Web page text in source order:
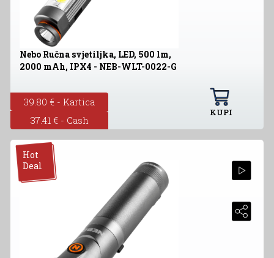
Nebo Ručna svjetiljka, LED, 500 lm,
2000 mAh, IPX4 - NEB-WLT-0022-G
39.80 € - Kartica
37.41 € - Cash
KUPI
Hot
Deal